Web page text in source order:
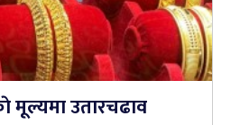
उतारचढाव